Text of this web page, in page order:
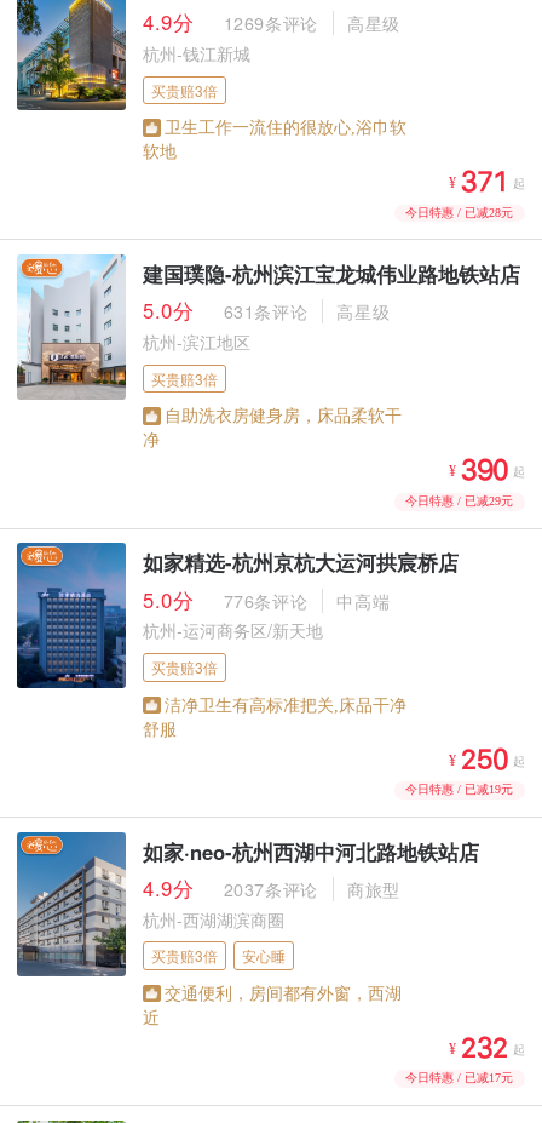
4.9分 1269条评论
高星级
杭州-钱江新城
买贵赔3倍
卫生工作一流住的很放心,浴巾软
软地
¥  起
今日特惠 / 已减28元
建国璞隐-杭州滨江宝龙城伟业路地铁站店
5.0分
631条评论
高星级
杭州-滨江地区
买贵赔3倍
自助洗衣房健身房，床品柔软干
净
¥  起
今日特惠 / 已减29元
如家精选-杭州京杭大运河拱宸桥店
5.0分
776条评论
中高端
杭州-运河商务区/新天地
买贵赔3倍
洁净卫生有高标准把关,床品干净
舒服
¥  起
今日特惠 / 已减19元
如家·neo-杭州西湖中河北路地铁站店
4.9分
2037条评论
商旅型
杭州-西湖湖滨商圈
买贵赔3倍 安心睡
交通便利，房间都有外窗，西湖
近
¥  起
今日特惠 / 已减17元